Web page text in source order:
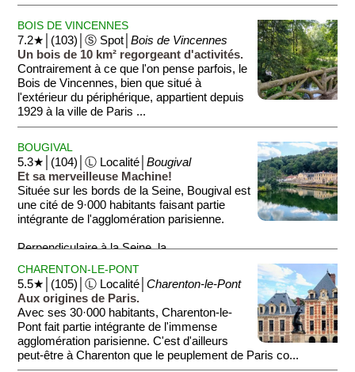
BOIS DE VINCENNES
7.2★│(103)│Ⓢ Spot│Bois de Vincennes
Un bois de 10 km² regorgeant d'activités.
Contrairement à ce que l'on pense parfois, le
Bois de Vincennes, bien que situé à
l'extérieur du périphérique, appartient depuis
1929 à la ville de Paris ...
BOUGIVAL
5.3★│(104)│Ⓛ Localité│Bougival
Et sa merveilleuse Machine!
Située sur les bords de la Seine, Bougival est
une cité de 9·000 habitants faisant partie
intégrante de l'agglomération parisienne.
Perpendiculaire à la Seine, la ...
CHARENTON-LE-PONT
5.5★│(105)│Ⓛ Localité│Charenton-le-Pont
Aux origines de Paris.
Avec ses 30·000 habitants, Charenton-le-
Pont fait partie intégrante de l'immense
agglomération parisienne. C'est d'ailleurs
peut-être à Charenton que le peuplement de Paris co...